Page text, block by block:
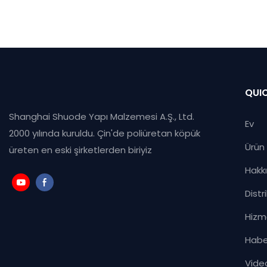
maddesi/
Shanghai Shuode Yapı Malzemesi A.Ş., Ltd.
2000 yılında kuruldu. Çin'de poliüretan köpük
üreten en eski şirketlerden biriyiz
Ev
Ürün